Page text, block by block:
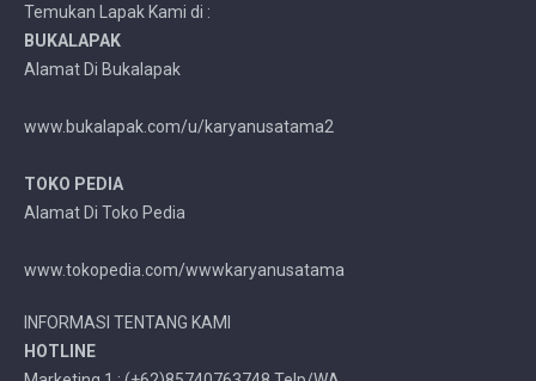
Temukan Lapak Kami di :
BUKALAPAK
Alamat Di Bukalapak
www.bukalapak.com/u/karyanusatama2
TOKO PEDIA
Alamat Di Toko Pedia
www.tokopedia.com/wwwkaryanusatama
INFORMASI TENTANG KAMI
HOTLINE